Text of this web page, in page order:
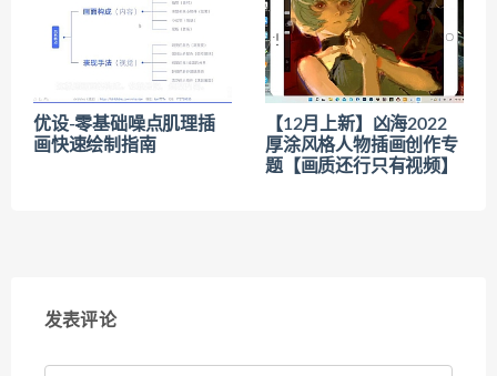
优设-零基础噪点肌理插
画快速绘制指南
【12月上新】凶海2022
厚涂风格人物插画创作专
题【画质还行只有视频】
发表评论